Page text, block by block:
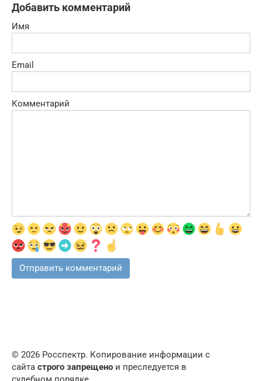
Добавить комментарий
Имя
Email
Комментарий
© 2026 Росспектр. Копирование информации с
сайта строго запрещено и преследуется в